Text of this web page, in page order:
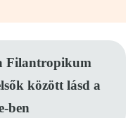
Filantropikum
között lásd a
ben